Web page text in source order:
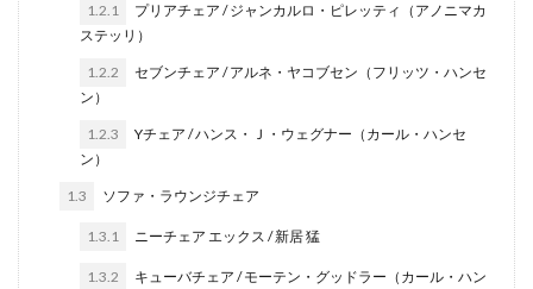
1.2.1
プリアチェア / ジャンカルロ・ピレッティ（アノニマカ
ステッリ）
1.2.2
セブンチェア / アルネ・ヤコブセン（フリッツ・ハンセ
ン）
1.2.3
Yチェア / ハンス・Ｊ・ウェグナー（カール・ハンセ
ン）
1.3 ソファ・ラウンジチェア
1.3.1 ニーチェア エックス / 新居 猛
1.3.2 キューバチェア / モーテン・グッドラー（カール・ハン